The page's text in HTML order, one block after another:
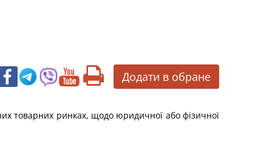
Додати в обране
товарних ринках, щодо юридичної або фізичної